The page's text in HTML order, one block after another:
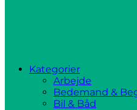
Kategorier
Arbejde
Bedemand &
Bil & Båd